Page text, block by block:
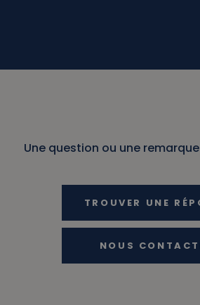
Une question ou une
TROUVER UNE
NOUS